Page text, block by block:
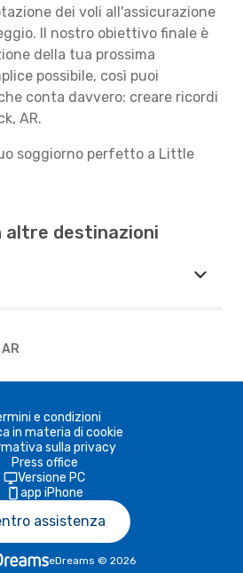
dei voli all'assicurazione
Il nostro obiettivo finale è
della tua prossima
possibile, così puoi
conta davvero: creare ricordi
AR.
soggiorno perfetto a Little
altre destinazioni
e condizioni
in materia di cookie
sulla privacy
Press office
Versione PC
app iPhone
assistenza
eDreams © 2026